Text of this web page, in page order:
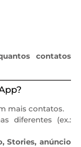
contatos
mais contatos.
diferentes (ex.:
Stories, anúncio